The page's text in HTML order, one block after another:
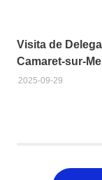
nível
do
mar
Visita de
Camaret-sur-
2025-09-29